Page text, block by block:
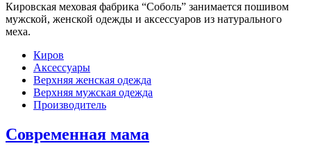
Кировская меховая фабрика “Соболь” занимается пошивом
мужской, женской одежды и аксессуаров из натурального
меха.
Киров
Аксессуары
Верхняя женская одежда
Верхняя мужская одежда
Производитель
Современная мама